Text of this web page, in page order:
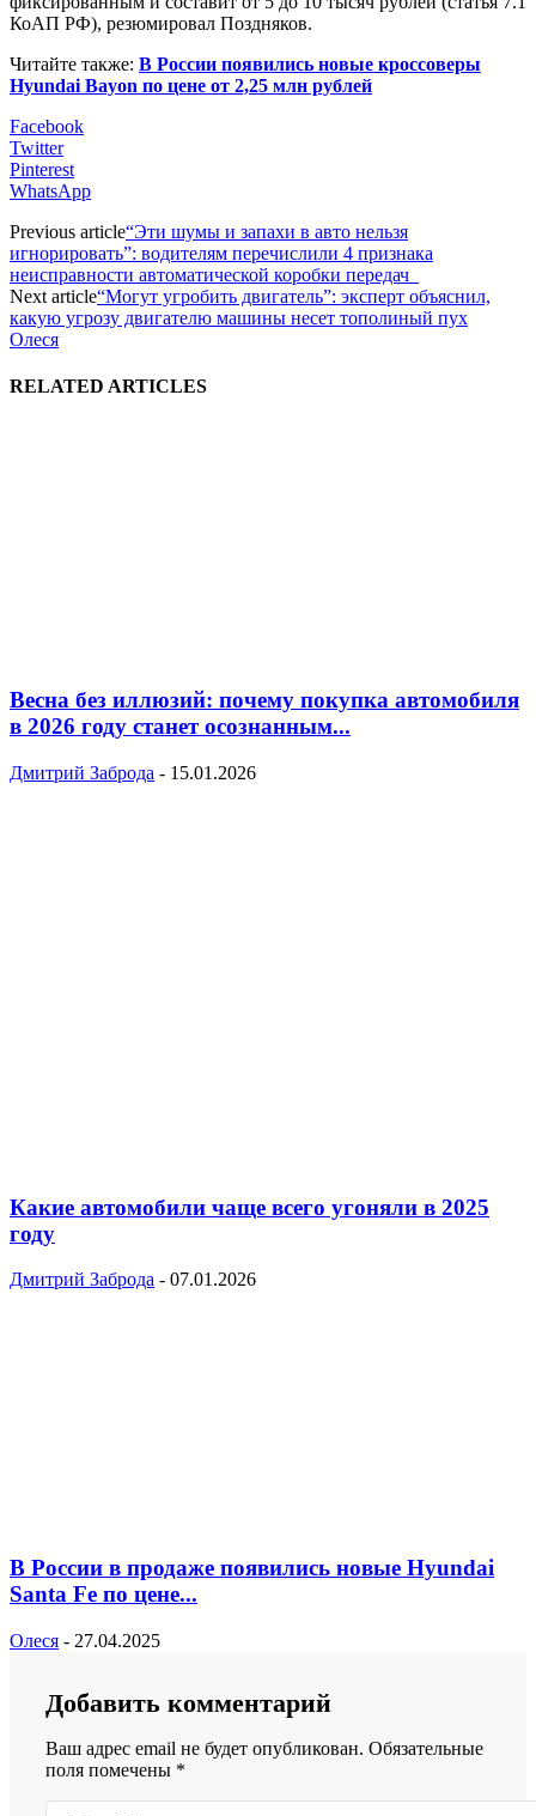
КоАП РФ), резюмировал Поздняков.
Читайте также: В России появились новые кроссоверы
Hyundai Bayon по цене от 2,25 млн рублей
Facebook
Twitter
Pinterest
WhatsApp
Previous article“Эти шумы и запахи в авто нельзя
игнорировать”: водителям перечислили 4 признака
неисправности автоматической коробки передач
Next article“Могут угробить двигатель”: эксперт объяснил,
какую угрозу двигателю машины несет тополиный пух
Олеся
RELATED ARTICLES
Весна без иллюзий: почему покупка автомобиля
в 2026 году станет осознанным...
Дмитрий Заброда - 15.01.2026
Какие автомобили чаще всего угоняли в 2025
году
Дмитрий Заброда - 07.01.2026
В России в продаже появились новые Hyundai
Santa Fe по цене...
Олеся - 27.04.2025
Добавить комментарий
Ваш адрес email не будет опубликован. Обязательные
поля помечены *